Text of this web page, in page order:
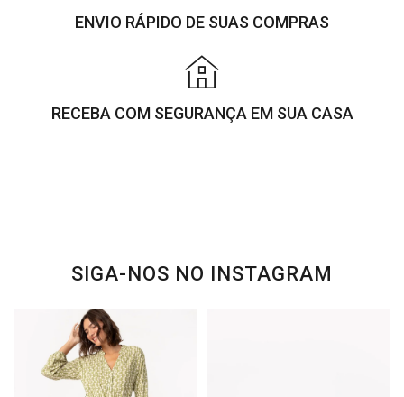
ENVIO RÁPIDO DE SUAS COMPRAS
RECEBA COM SEGURANÇA EM SUA CASA
SIGA-NOS NO INSTAGRAM